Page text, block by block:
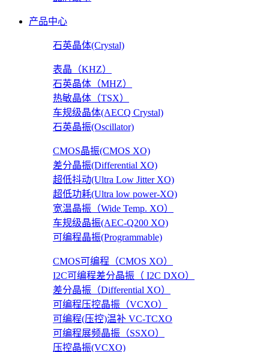
产品中心
石英晶体(Crystal)
表晶（KHZ）
石英晶体（MHZ）
热敏晶体（TSX）
车规级晶体(AECQ Crystal)
石英晶振(Oscillator)
CMOS晶振(CMOS XO)
差分晶振(Differential XO)
超低抖动(Ultra Low Jitter XO)
超低功耗(Ultra low power-XO)
宽温晶振（Wide Temp. XO）
车规级晶振(AEC-Q200 XO)
可编程晶振(Programmable)
CMOS可编程（CMOS XO）
I2C可编程差分晶振（ I2C DXO）
差分晶振（Differential XO）
可编程压控晶振（VCXO）
可编程(压控)温补 VC-TCXO
可编程展频晶振（SSXO）
压控晶振(VCXO)